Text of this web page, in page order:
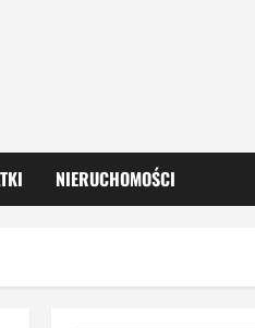
NIERUCHOMOŚCI